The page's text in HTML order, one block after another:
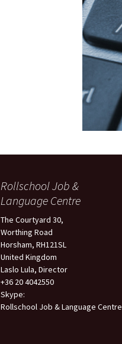
Rollschool Job &
Language Centre
The Courtyard 30,
Worthing Road
Horsham, RH121SL
United Kingdom
Laslo Lula, Director
+36 20 4042550
Skype:
Rollschool Job & Language Centre